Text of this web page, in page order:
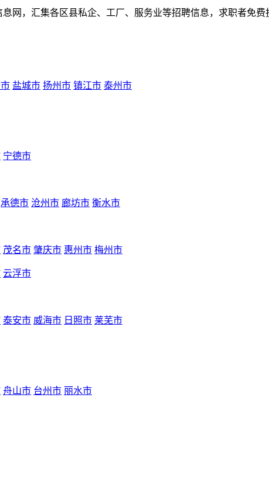
网，汇集各区县私企、工厂、服务业等招聘信息，求职者免
盐城市 扬州市 镇江市 泰州市
宁德市
承德市 沧州市 廊坊市 衡水市
茂名市 肇庆市 惠州市 梅州市
云浮市
泰安市 威海市 日照市 莱芜市
舟山市 台州市 丽水市